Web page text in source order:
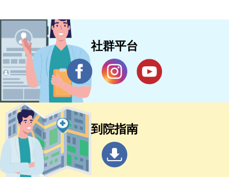
社群平台
到院指南